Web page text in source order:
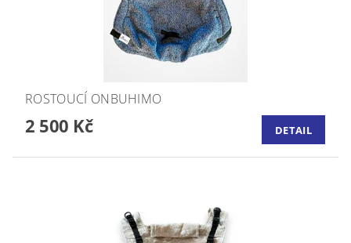
ROSTOUCÍ ONBUHIMO
2 500 Kč DETAIL